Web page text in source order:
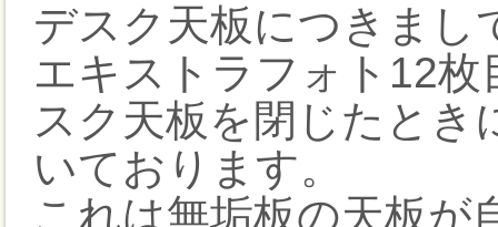
デスク天板につきまし
エキストラフォト12
スク天板を閉じたとき
いております。
これは無垢板の天板が